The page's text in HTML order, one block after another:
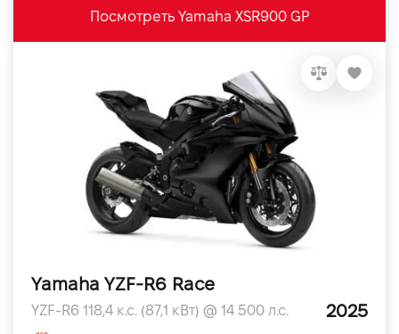
Посмотреть Yamaha XSR900 GP
Yamaha YZF-R6 Race
YZF-R6 118,4 к.с. (87,1 кВт) @ 14 500 л.с. 2025